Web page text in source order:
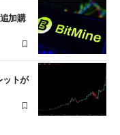
加購
ットが